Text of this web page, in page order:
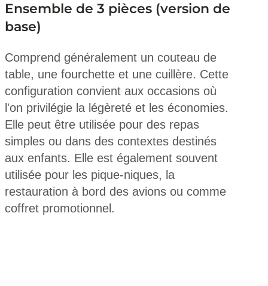
Ensemble de 3 pièces (version de
base)
Comprend généralement un couteau de
table, une fourchette et une cuillère. Cette
configuration convient aux occasions où
l'on privilégie la légèreté et les économies.
Elle peut être utilisée pour des repas
simples ou dans des contextes destinés
aux enfants. Elle est également souvent
utilisée pour les pique-niques, la
restauration à bord des avions ou comme
coffret promotionnel.